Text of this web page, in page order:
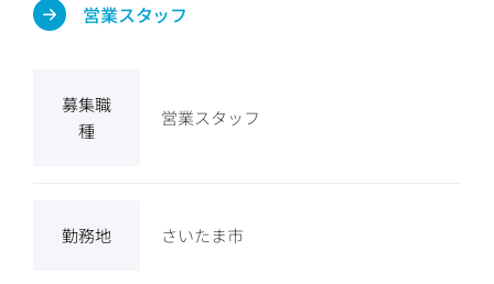
営業スタッフ
募集職
種
営業スタッフ
勤務地 さいたま市